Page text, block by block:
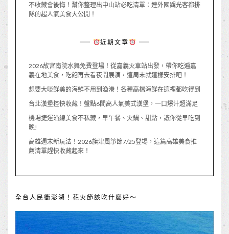
不收藏會後悔！幫你整理出中山站必吃清單：連外國觀光客都排
隊的超人氣美食大公開！
近期文章
2026故宮南院水舞免費登場！從嘉義火車站出發，帶你吃遍嘉
義在地美食，吃飽再去看夜間展演，這周末就這樣安排吧！
想要大啖鮮美的海鮮不用到漁港！各種高檔海鮮在這裡都吃得到
台北漢堡控快收藏！盤點6間高人氣美式漢堡，一口爆汁超滿足
機場捷運沿線美食不私藏，早午餐、火鍋、甜點，讓你從早吃到
晚!
高雄週末新玩法！2026旗津風箏節7/25登場，這篇高雄美食推
薦清單趕快收藏起來！
全台人民衝澎湖！花火節該吃什麼好～